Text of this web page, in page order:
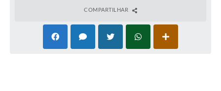
COMPARTILHAR